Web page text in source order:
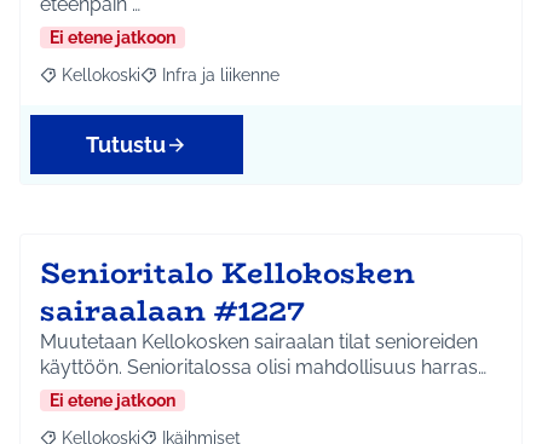
Ei etene jatkoon
Rajaa tulokset aihepiirin mukaan: Kellokoski
Kellokoski Rajaa tulokset teeman mukaan: Infra ja liikenne
Infra ja liikenne
Tutustu
Senioritalo Kellokosken
sairaalaan #1227
Muutetaan Kellokosken sairaalan tilat senioreiden
käyttöön. Senioritalossa olisi mahdollisuus harras…
Ei etene jatkoon
Kellokoski Ikäihmiset